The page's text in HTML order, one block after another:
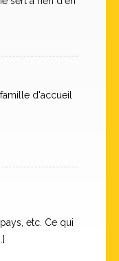
d'accueil
etc. Ce qui